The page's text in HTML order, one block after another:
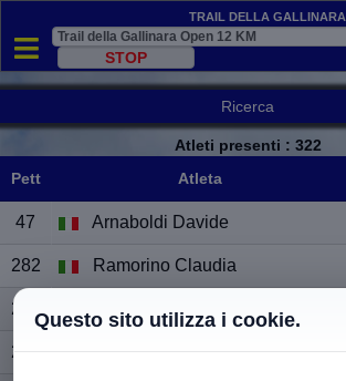
Trail della Gallinara
Ricerca
Atleti presenti : 322
Pett
Atleta
Pett
Atleta
47 Arnaboldi Davide
282 Ramorino Claudia
283 De Cio Gabriele
284 Aicardi Cecilia
Questo sito utilizza i cookie.